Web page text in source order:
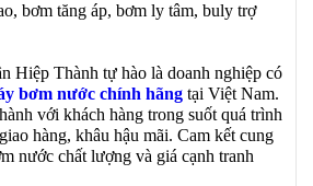
bơm tăng áp, bơm ly tâm, buly trợ
Hiệp Thành tự hào là doanh nghiệp có
bơm nước chính hãng tại Việt Nam.
với khách hàng trong suốt quá trình
hàng, khâu hậu mãi. Cam kết cung
nước chất lượng và giá cạnh tranh